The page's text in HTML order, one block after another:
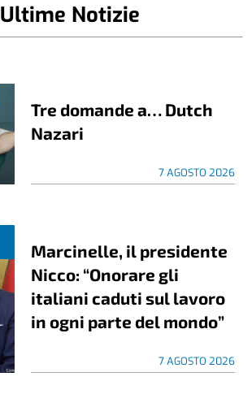
Ultime Notizie
Tre domande a… Dutch
Nazari
7 AGOSTO 2026
Marcinelle, il presidente
Nicco: “Onorare gli
italiani caduti sul lavoro
in ogni parte del mondo”
7 AGOSTO 2026